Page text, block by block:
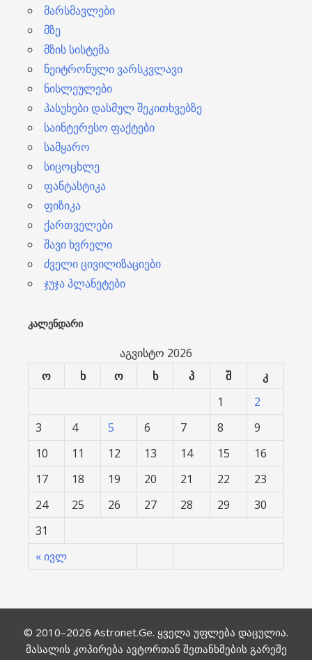
მარსმავლები
მზე
მზის სისტემა
ნეიტრონული ვარსკვლავი
ნისლეულები
პასუხები დასმულ შეკითხვებზე
საინტერესო ფაქტები
სამყარო
სიცოცხლე
ფანტასტიკა
ფიზიკა
ქართველები
შავი ხვრელი
ძველი ცივილიზაციები
ჯუჯა პლანეტები
ᲙᲐᲚᲔᲜᲓᲐᲠᲘ
აგვისტო 2026
ო
ხ ო ხ პ შ კ
« ივლ
1
2
3
4 5 6 7 8
9
10
11 12 13 14 15
16
17
18 19 20 21 22
23
24
25 26 27 28 29
30
31
© 2010–2026 Astronet.Ge. ყველა უფლება დაცულია.
მასალის კოპირება ავტორთან შეთანხმების გარეშე